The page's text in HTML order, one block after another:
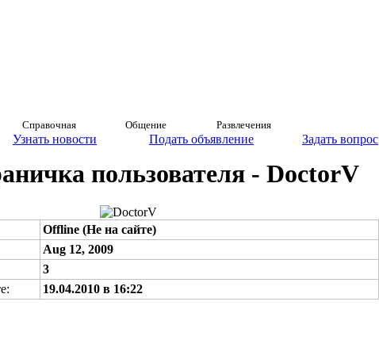
Справочная Общение Развлечения
Узнать новости Подать объявление Задать вопрос
пользователя - DoctorV
Offline (Не на сайте)
Aug 12, 2009
3
19.04.2010 в 16:22